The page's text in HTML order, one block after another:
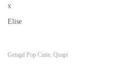
x
Elise
Getagd Pop Cutie, Quapi